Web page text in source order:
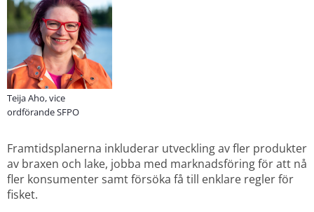
Teija Aho, vice
ordförande SFPO
Framtidsplanerna inkluderar utveckling av fler produkter
av braxen och lake, jobba med marknadsföring för att nå
fler konsumenter samt försöka få till enklare regler för
fisket.